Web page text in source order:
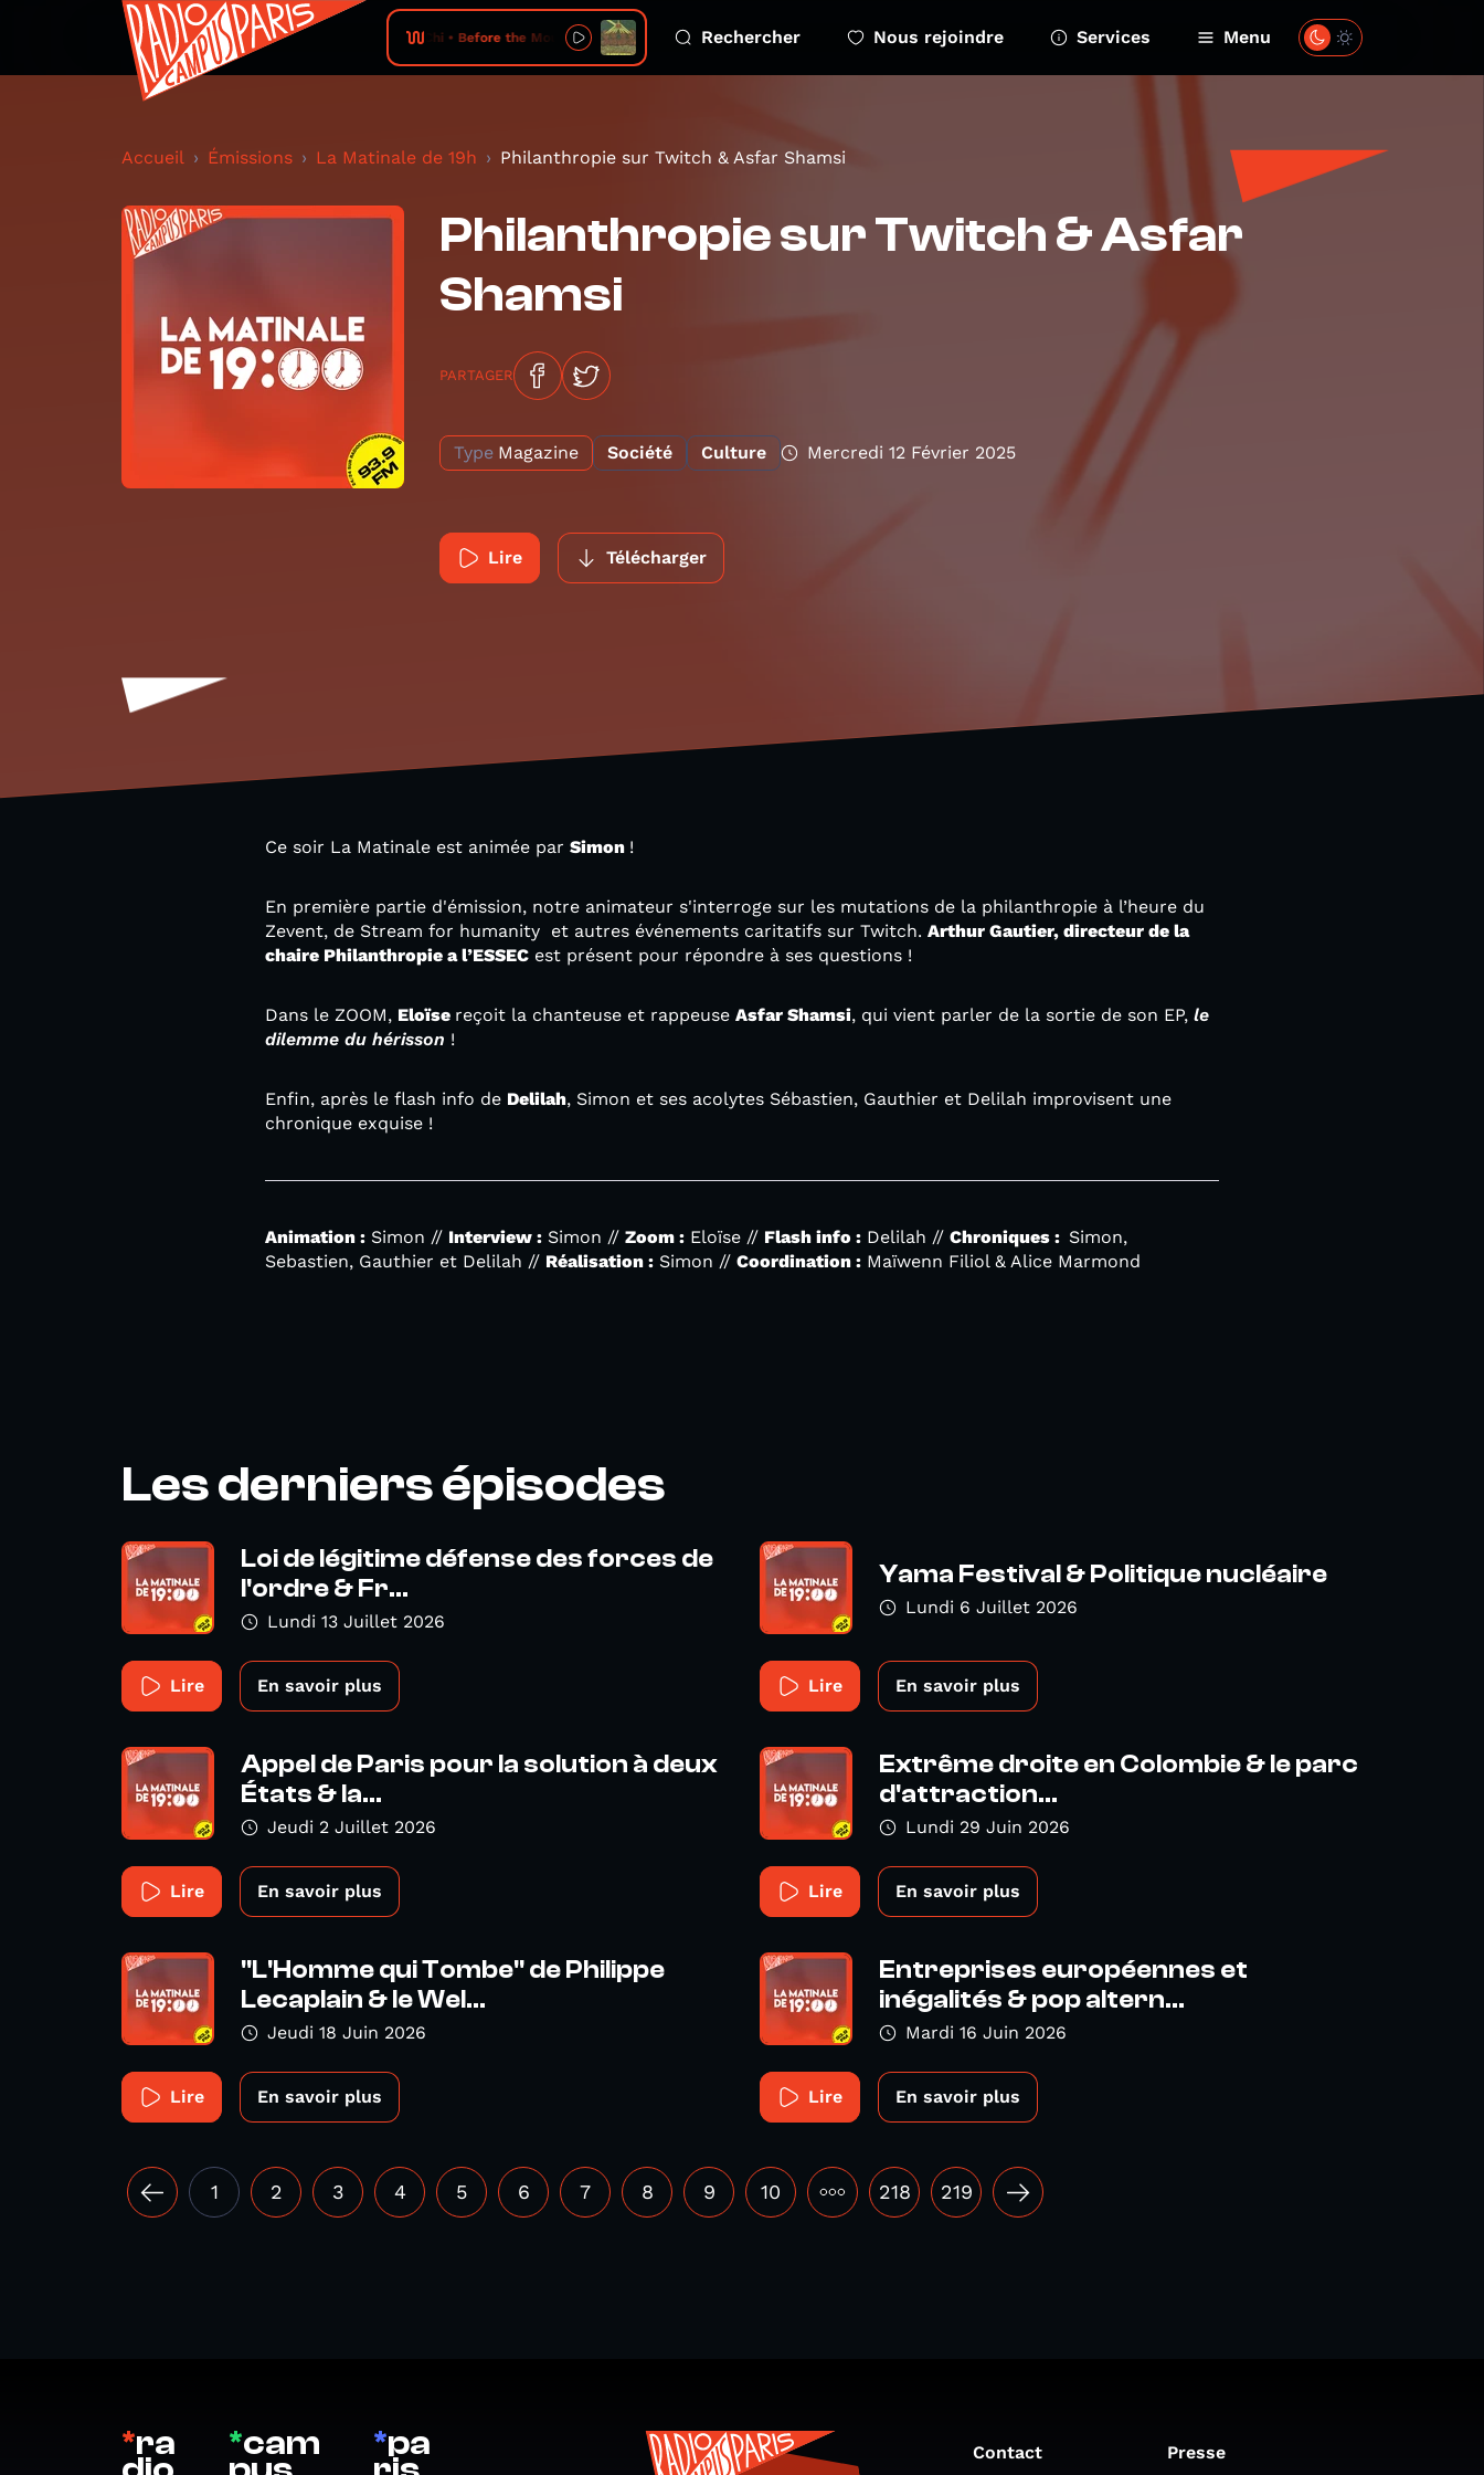
Chi • Before the Mountain Rechercher Nous rejoindre Services Menu
Accueil Émissions La Matinale de 19h Philanthropie sur Twitch & Asfar Shamsi
Philanthropie sur Twitch & Asfar
Shamsi
PARTAGER
Type Magazine Société Culture Mercredi 12 Février 2025
Lire Télécharger
Ce soir La Matinale est animée par Simon !
En première partie d'émission, notre animateur s'interroge sur les mutations de la philanthropie à l’heure du
Zevent, de Stream for humanity et autres événements caritatifs sur Twitch. Arthur Gautier, directeur de la
chaire Philanthropie a l’ESSEC est présent pour répondre à ses questions !
Dans le ZOOM, Eloïse reçoit la chanteuse et rappeuse Asfar Shamsi, qui vient parler de la sortie de son EP, le
dilemme du hérisson !
Enfin, après le flash info de Delilah, Simon et ses acolytes Sébastien, Gauthier et Delilah improvisent une
chronique exquise !
Animation : Simon // Interview : Simon // Zoom : Eloïse // Flash info : Delilah // Chroniques : Simon,
Sebastien, Gauthier et Delilah // Réalisation : Simon // Coordination : Maïwenn Filiol & Alice Marmond
Les derniers épisodes
Loi de légitime défense des forces de
l'ordre & Fr...
Lundi 13 Juillet 2026
Lire En savoir plus
Yama Festival & Politique nucléaire
Lundi 6 Juillet 2026
Lire En savoir plus
Appel de Paris pour la solution à deux
États & la...
Jeudi 2 Juillet 2026
Lire En savoir plus
Extrême droite en Colombie & le parc
d'attraction...
Lundi 29 Juin 2026
Lire En savoir plus
"L'Homme qui Tombe" de Philippe
Lecaplain & le Wel...
Jeudi 18 Juin 2026
Lire En savoir plus
Entreprises européennes et
inégalités & pop altern...
Mardi 16 Juin 2026
Lire En savoir plus
1 2 3 4 5 6 7 8 9 10 ••• 218 219
*ra *cam *pa Contact Presse